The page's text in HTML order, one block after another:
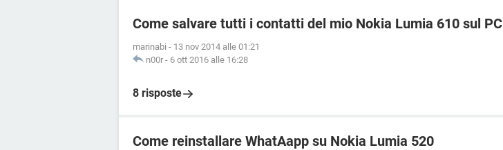
Come salvare tutti i contatti del mio Nokia Lumia 610 sul PC
marinabi - 13 nov 2014 alle 01:21
n00r - 6 ott 2016 alle 16:28
8 risposte
Come reinstallare WhatAapp su Nokia Lumia 520